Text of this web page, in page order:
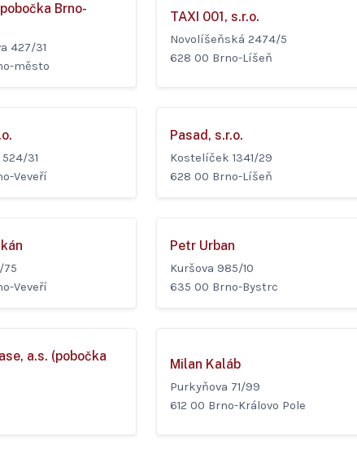
Brno-
427/31
město
TAXI 001, s.r.o.
Novolíšeňská 2474/5
628 00 Brno-Líšeň
31
Veveří
Pasad, s.r.o.
Kostelíček 1341/29
628 00 Brno-Líšeň
75
Veveří
Petr Urban
Kuršova 985/10
635 00 Brno-Bystrc
a.s. (pobočka
Milan Kaláb
Purkyňova 71/99
612 00 Brno-Královo Pole